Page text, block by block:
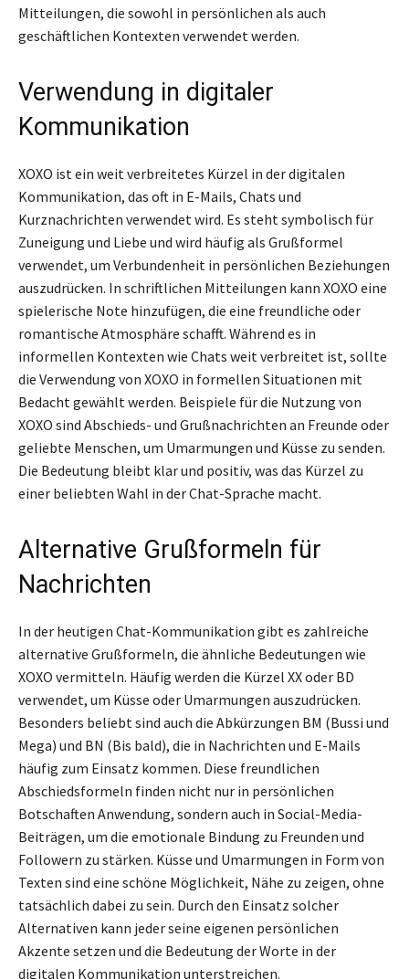
Mitteilungen, die sowohl in persönlichen als auch
geschäftlichen Kontexten verwendet werden.
Verwendung in digitaler
Kommunikation
XOXO ist ein weit verbreitetes Kürzel in der digitalen
Kommunikation, das oft in E-Mails, Chats und
Kurznachrichten verwendet wird. Es steht symbolisch für
Zuneigung und Liebe und wird häufig als Grußformel
verwendet, um Verbundenheit in persönlichen Beziehungen
auszudrücken. In schriftlichen Mitteilungen kann XOXO eine
spielerische Note hinzufügen, die eine freundliche oder
romantische Atmosphäre schafft. Während es in
informellen Kontexten wie Chats weit verbreitet ist, sollte
die Verwendung von XOXO in formellen Situationen mit
Bedacht gewählt werden. Beispiele für die Nutzung von
XOXO sind Abschieds- und Grußnachrichten an Freunde oder
geliebte Menschen, um Umarmungen und Küsse zu senden.
Die Bedeutung bleibt klar und positiv, was das Kürzel zu
einer beliebten Wahl in der Chat-Sprache macht.
Alternative Grußformeln für
Nachrichten
In der heutigen Chat-Kommunikation gibt es zahlreiche
alternative Grußformeln, die ähnliche Bedeutungen wie
XOXO vermitteln. Häufig werden die Kürzel XX oder BD
verwendet, um Küsse oder Umarmungen auszudrücken.
Besonders beliebt sind auch die Abkürzungen BM (Bussi und
Mega) und BN (Bis bald), die in Nachrichten und E-Mails
häufig zum Einsatz kommen. Diese freundlichen
Abschiedsformeln finden nicht nur in persönlichen
Botschaften Anwendung, sondern auch in Social-Media-
Beiträgen, um die emotionale Bindung zu Freunden und
Followern zu stärken. Küsse und Umarmungen in Form von
Texten sind eine schöne Möglichkeit, Nähe zu zeigen, ohne
tatsächlich dabei zu sein. Durch den Einsatz solcher
Alternativen kann jeder seine eigenen persönlichen
Akzente setzen und die Bedeutung der Worte in der
digitalen Kommunikation unterstreichen.